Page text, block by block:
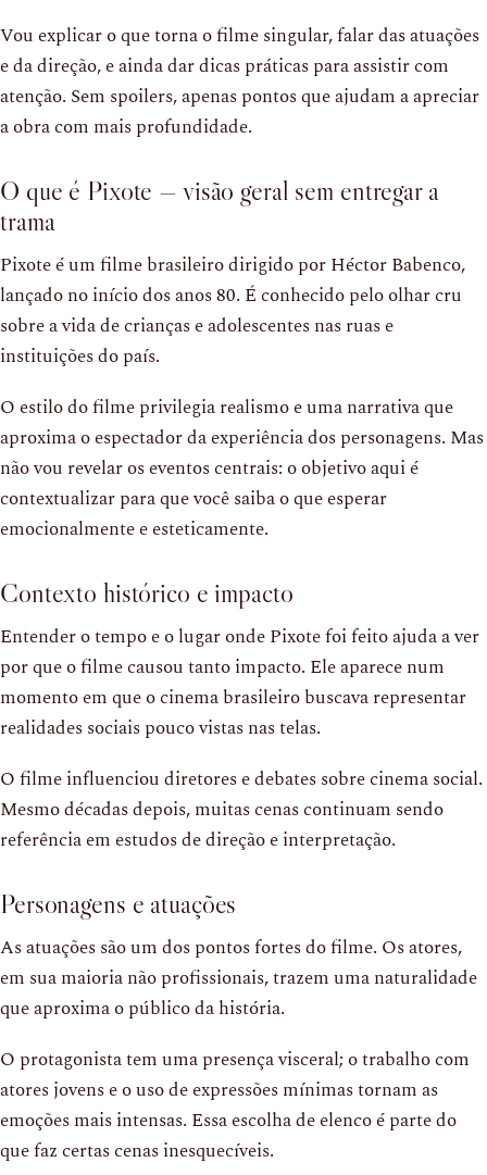
Vou explicar o que torna o filme singular, falar das atuações
e da direção, e ainda dar dicas práticas para assistir com
atenção. Sem spoilers, apenas pontos que ajudam a apreciar
a obra com mais profundidade.
O que é Pixote — visão geral sem entregar a
trama
Pixote é um filme brasileiro dirigido por Héctor Babenco,
lançado no início dos anos 80. É conhecido pelo olhar cru
sobre a vida de crianças e adolescentes nas ruas e
instituições do país.
O estilo do filme privilegia realismo e uma narrativa que
aproxima o espectador da experiência dos personagens. Mas
não vou revelar os eventos centrais: o objetivo aqui é
contextualizar para que você saiba o que esperar
emocionalmente e esteticamente.
Contexto histórico e impacto
Entender o tempo e o lugar onde Pixote foi feito ajuda a ver
por que o filme causou tanto impacto. Ele aparece num
momento em que o cinema brasileiro buscava representar
realidades sociais pouco vistas nas telas.
O filme influenciou diretores e debates sobre cinema social.
Mesmo décadas depois, muitas cenas continuam sendo
referência em estudos de direção e interpretação.
Personagens e atuações
As atuações são um dos pontos fortes do filme. Os atores,
em sua maioria não profissionais, trazem uma naturalidade
que aproxima o público da história.
O protagonista tem uma presença visceral; o trabalho com
atores jovens e o uso de expressões mínimas tornam as
emoções mais intensas. Essa escolha de elenco é parte do
que faz certas cenas inesquecíveis.